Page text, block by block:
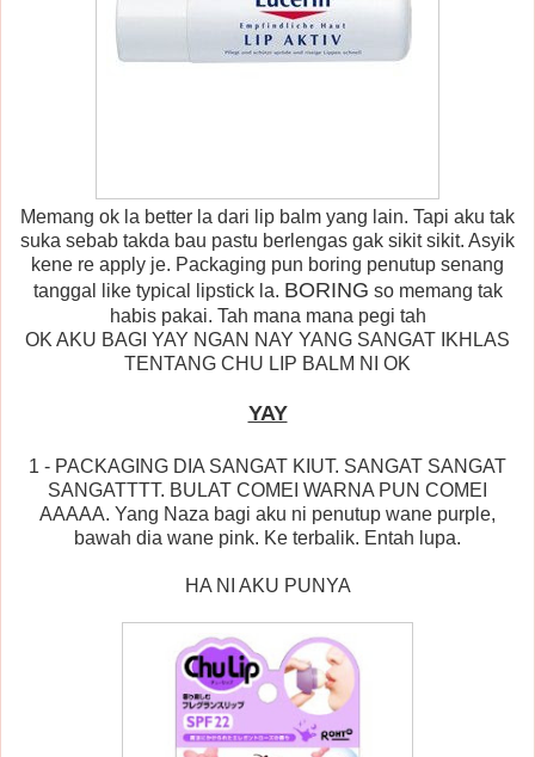
Memang ok la better la dari lip balm yang lain. Tapi aku tak
suka sebab takda bau pastu berlengas gak sikit sikit. Asyik
kene re apply je. Packaging pun boring penutup senang
tanggal like typical lipstick la. BORING so memang tak
habis pakai. Tah mana mana pegi tah
OK AKU BAGI YAY NGAN NAY YANG SANGAT IKHLAS
TENTANG CHU LIP BALM NI OK
YAY
1 - PACKAGING DIA SANGAT KIUT. SANGAT SANGAT
SANGATTTT. BULAT COMEI WARNA PUN COMEI
AAAAA. Yang Naza bagi aku ni penutup wane purple,
bawah dia wane pink. Ke terbalik. Entah lupa.
HA NI AKU PUNYA